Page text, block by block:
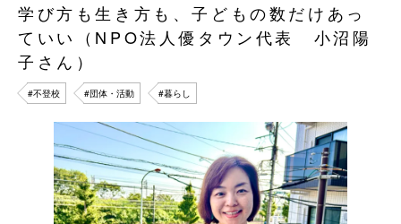
#福祉施設・医療施設
すべてを見る
学び方も生き方も、子どもの数だけあっ
ていい（NPO法人優タウン代表 小沼陽
子さん）
#不登校 #団体・活動 #暮らし